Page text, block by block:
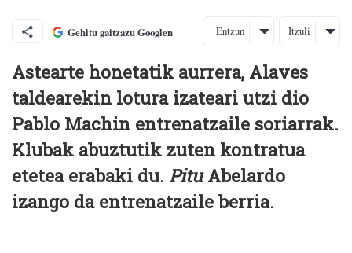
Gehitu gaitzazu Googlen Entzun Itzuli
Astearte honetatik aurrera, Alaves
taldearekin lotura izateari utzi dio
Pablo Machin entrenatzaile soriarrak.
Klubak abuztutik zuten kontratua
etetea erabaki du. PituAbelardo
izango da entrenatzaile berria.